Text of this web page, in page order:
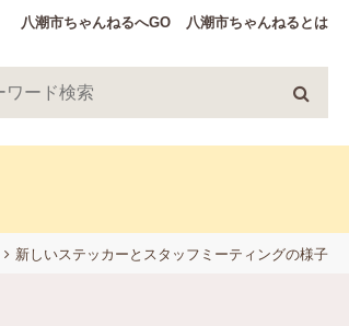
八潮市ちゃんねるへGO 八潮市ちゃんねるとは
新しいステッカーとスタッフミーティングの様子